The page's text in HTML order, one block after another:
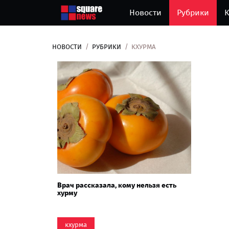
Новости Рубрики
НОВОСТИ РУБРИКИ КХУРМА
Врач рассказала, кому нельзя есть
хурму
кхурма